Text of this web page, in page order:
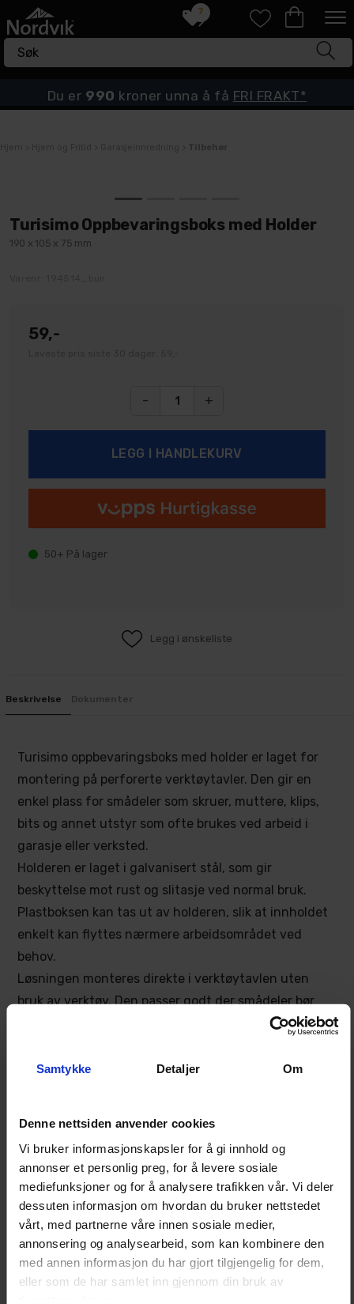
Samtykke Detaljer Om
Denne nettsiden anvender cookies
Vi bruker informasjonskapsler for å gi innhold og
annonser et personlig preg, for å levere sosiale
mediefunksjoner og for å analysere trafikken vår. Vi deler
dessuten informasjon om hvordan du bruker nettstedet
vårt, med partnerne våre innen sosiale medier,
annonsering og analysearbeid, som kan kombinere den
med annen informasjon du har gjort tilgjengelig for dem,
eller som de har samlet inn gjennom din bruk av
7
Du er 990 kroner unna å få FRI FRAKT*
Turisimo Oppbevaringsboks med Holder
190 x 105 x 75 mm
59,-
- +
50+ På lager
Legg i ønskeliste
Beskrivelse Dokumenter
Turisimo oppbevaringsboks med holder er laget for
montering på perforerte verktøytavler. Den gir en
enkel plass for smådeler som skruer, muttere, klips,
bits og annet utstyr som ofte brukes ved arbeid i
garasje eller verksted.
Holderen er laget i galvanisert stål, som gir
beskyttelse mot rust og slitasje ved normal bruk.
Plastboksen kan tas ut av holderen, slik at innholdet
enkelt kan flyttes nærmere arbeidsområdet ved
behov.
Løsningen monteres direkte i verktøytavlen uten
bruk av verktøy. Den passer godt der smådeler bør
være synlige og lett tilgjengelige, samtidig som
Oppbevaringsboksen kan brukes i garasje, hobbyrom,
Egenskaper
Oppbevaring for skruer, muttere og andre
smådeler
Avtakbar plastboks for enkel tilgang til
innholdet
Holder i galvanisert stål